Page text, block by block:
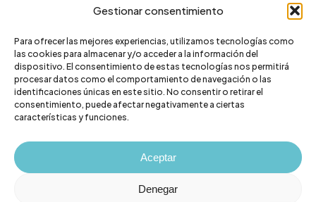
Gestionar consentimiento
Para ofrecer las mejores experiencias, utilizamos tecnologías como
las cookies para almacenar y/o acceder a la información del
dispositivo. El consentimiento de estas tecnologías nos permitirá
procesar datos como el comportamiento de navegación o las
identificaciones únicas en este sitio. No consentir o retirar el
consentimiento, puede afectar negativamente a ciertas
características y funciones.
Aceptar
Denegar
GUÍA DE COMPRA
Preguntas frecuentes
Paga a plazos con Klarna
Paga a plazos con
scalapay
+ INFORMACIÓN
Política de envío
Cambios y devoluciones
Política de Privacidad